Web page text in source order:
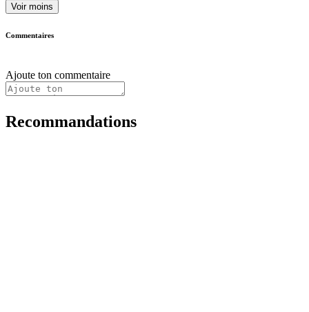
Voir moins
Commentaires
Ajoute ton commentaire
Recommandations